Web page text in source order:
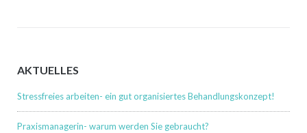
AKTUELLES
Stressfreies arbeiten- ein gut organisiertes Behandlungskonzept!
Praxismanagerin- warum werden Sie gebraucht?